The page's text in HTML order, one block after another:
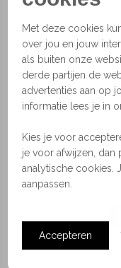
Afmetingen
ø29,5 (26,5 cm
Eventueel ook
pendels.
Materiaal
De kleur van het
worden.
Met deze cookies
over jou en jouw
als buiten onze
derde partijen de
advertenties aan op
informatie lees je in
Kies je voor
je voor afwijzen, dan
analytische cookies.
aanpassen.
Accepteren